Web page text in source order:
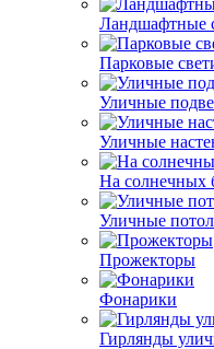
Ландшафтные
Парковые
Уличные
Уличные
На солнечных
Уличные
Прожекторы
Фонарики
Гирлянды